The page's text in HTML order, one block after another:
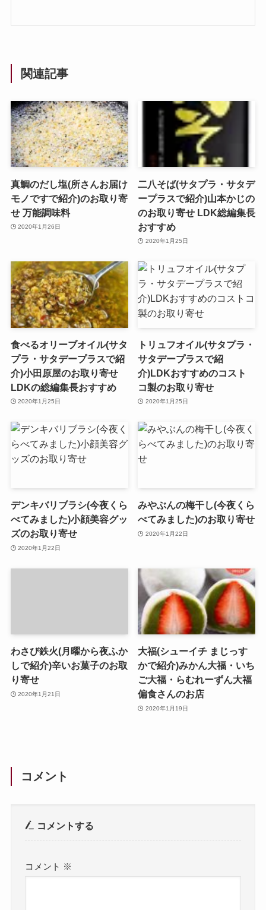
関連記事
真鯛のだし塩(所さんお届け
モノですで紹介)のお取り寄
せ 万能調味料
2020年1月26日
二八そば(サタプラ・サタデ
ープラスで紹介)山本かじの
のお取り寄せ LDK総編集長
おすすめ
2020年1月25日
食べるオリーブオイル(サタ
プラ・サタデープラスで紹
介)小田原屋のお取り寄せ
LDKの総編集長おすすめ
2020年1月25日
トリュフオイル(サタプラ・
サタデープラスで紹
介)LDKおすすめのコスト
コ製のお取り寄せ
2020年1月25日
デンキバリブラシ(今夜くら
べてみました)小顔美容グッ
ズのお取り寄せ
2020年1月22日
みやぶんの梅干し(今夜くら
べてみました)のお取り寄せ
2020年1月22日
わさび鉄火(月曜から夜ふか
しで紹介)辛いお菓子のお取
り寄せ
2020年1月21日
大福(シューイチ まじっす
かで紹介)みかん大福・いち
ご大福・らむれーずん大福
偏食さんのお店
2020年1月19日
コメント
コメントする
コメント ※